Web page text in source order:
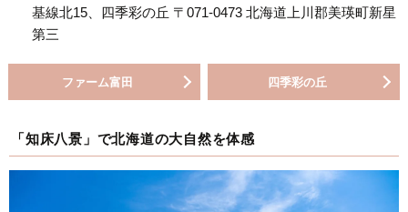
基線北15、四季彩の丘 〒071-0473 北海道上川郡美瑛町新星
第三
ファーム富田 四季彩の丘
「知床八景」で北海道の大自然を体感